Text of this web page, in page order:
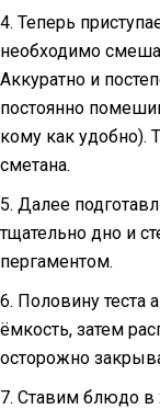
4. Теперь
необходимо
Аккуратно и
постоянно
кому как удобно).
сметана.
5. Далее
тщательно дно и
пергаментом.
6. Половину теста
ёмкость, затем
осторожно
7. Ставим блюдо